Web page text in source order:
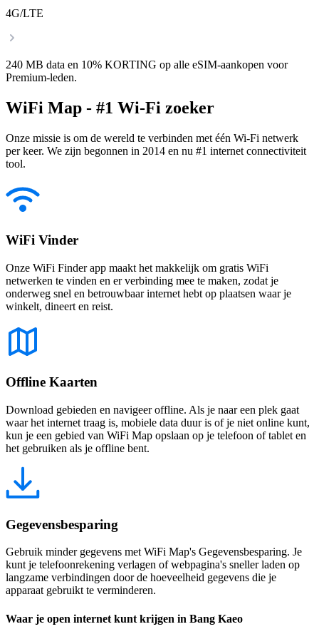
4G/LTE
240 MB data en 10% KORTING op alle eSIM-aankopen voor
Premium-leden.
WiFi Map - #1 Wi-Fi zoeker
Onze missie is om de wereld te verbinden met één Wi-Fi netwerk
per keer. We zijn begonnen in 2014 en nu #1 internet connectiviteit
tool.
WiFi Vinder
Onze WiFi Finder app maakt het makkelijk om gratis WiFi
netwerken te vinden en er verbinding mee te maken, zodat je
onderweg snel en betrouwbaar internet hebt op plaatsen waar je
winkelt, dineert en reist.
Offline Kaarten
Download gebieden en navigeer offline. Als je naar een plek gaat
waar het internet traag is, mobiele data duur is of je niet online kunt,
kun je een gebied van WiFi Map opslaan op je telefoon of tablet en
het gebruiken als je offline bent.
Gegevensbesparing
Gebruik minder gegevens met WiFi Map's Gegevensbesparing. Je
kunt je telefoonrekening verlagen of webpagina's sneller laden op
langzame verbindingen door de hoeveelheid gegevens die je
apparaat gebruikt te verminderen.
Waar je open internet kunt krijgen in Bang Kaeo